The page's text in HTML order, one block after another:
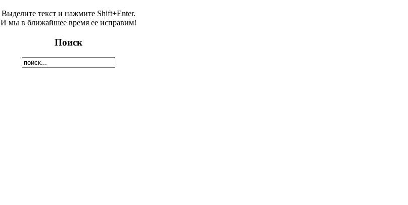
Выделите текст и нажмите Shift+Enter.
И мы в ближайшее время ее исправим!
Поиск